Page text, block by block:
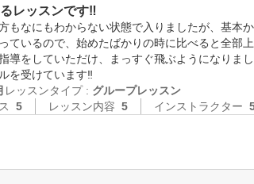
レッスンです‼️
もなにもわからない状態で入りましたが、基本
ているので、始めたばかりの時に比べると全部
導をしていただけ、まっすぐ飛ぶようになりま
を受けています‼️
レッスンタイプ : グループレッスン
5 レッスン内容 5 インストラクター